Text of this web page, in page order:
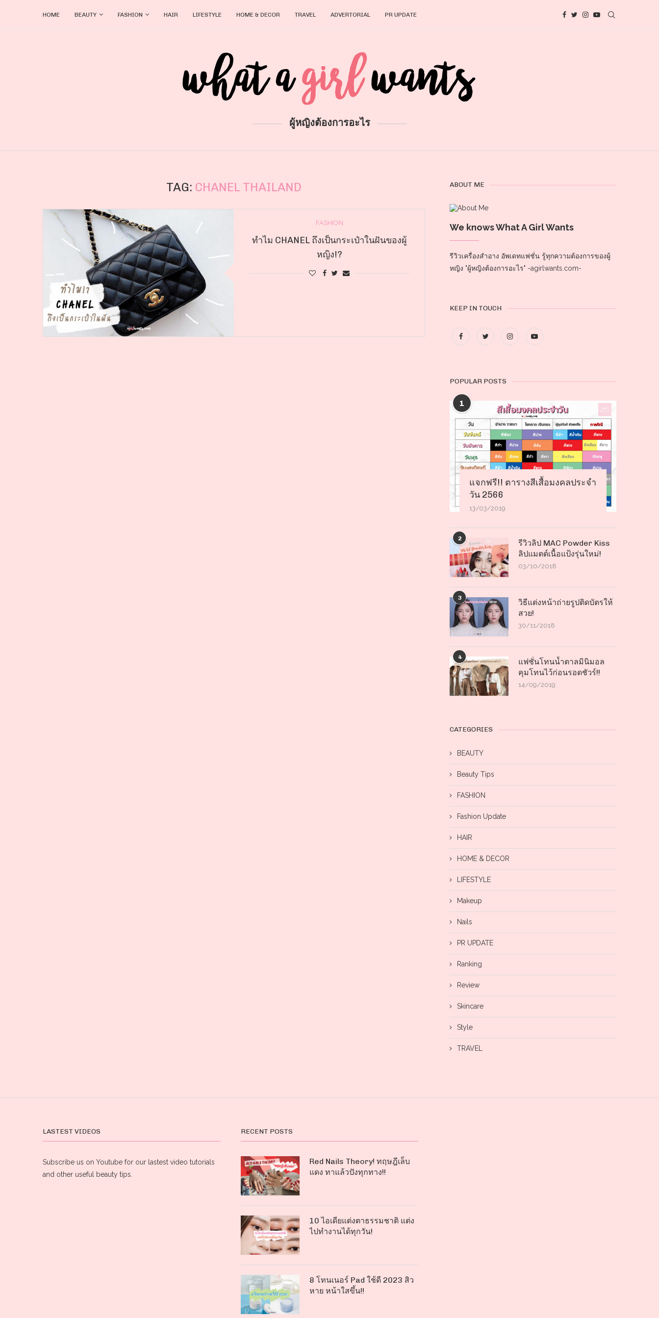
HOME BEAUTY FASHION HAIR LIFESTYLE HOME & DECOR TRAVEL ADVERTORIAL PR UPDATE
ผู้หญิงต้องการอะไร
TAG: CHANEL THAILAND
FASHION
ทำไม CHANEL ถึงเป็นกระเป๋าในฝันของผู้
หญิง!?
ABOUT ME
We knows What A Girl Wants
รีวิวเครื่องสำอาง อัพเดทแฟชั่น รู้ทุกความต้องการของผู้
หญิง "ผู้หญิงต้องการอะไร" -agirlwants.com-
KEEP IN TOUCH
POPULAR POSTS
1
แจกฟรี!! ตารางสีเสื้อมงคลประจำ
วัน 2566
13/03/2019
2
รีวิวลิป MAC Powder Kiss
ลิปแมตต์เนื้อแป้งรุ่นใหม่!
03/10/2018
3
วิธีแต่งหน้าถ่ายรูปติดบัตรให้
สวย!
30/11/2018
4
แฟชั่นโทนน้ำตาลมินิมอล
คุมโทนไว้ก่อนรอดชัวร์!!
14/09/2019
CATEGORIES
BEAUTY
Beauty Tips
FASHION
Fashion Update
HAIR
HOME & DECOR
LIFESTYLE
Makeup
Nails
PR UPDATE
Ranking
Review
Skincare
Style
TRAVEL
LASTEST VIDEOS
Subscribe us on Youtube for our lastest video tutorials
and other useful beauty tips.
RECENT POSTS
Red Nails Theory! ทฤษฎีเล็บ
แดง ทาแล้วปังทุกทาง!!
10 ไอเดียแต่งตาธรรมชาติ แต่ง
ไปทำงานได้ทุกวัน!
8 โทนเนอร์ Pad ใช้ดี 2023 สิว
หาย หน้าใสขึ้น!!